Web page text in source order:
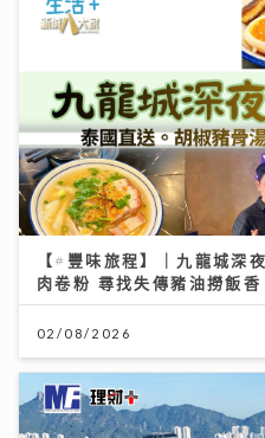
【#豐味旅程】｜九龍城深
肉卷粉 尋找失傳豬油撈飯香
02/08/2026